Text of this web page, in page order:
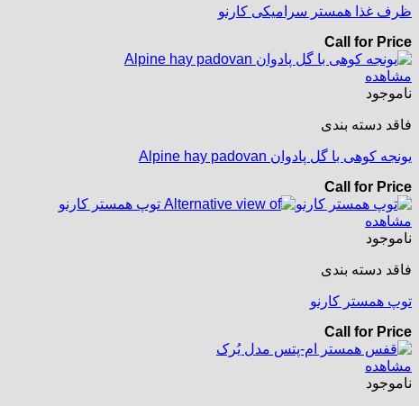
ظرف غذا همستر سرامیکی کارنو
Call for Price
مشاهده
ناموجود
فاقد دسته بندی
یونجه کوهی با گل پادوان Alpine hay padovan
Call for Price
مشاهده
ناموجود
فاقد دسته بندی
توپ همستر کارنو
Call for Price
مشاهده
ناموجود